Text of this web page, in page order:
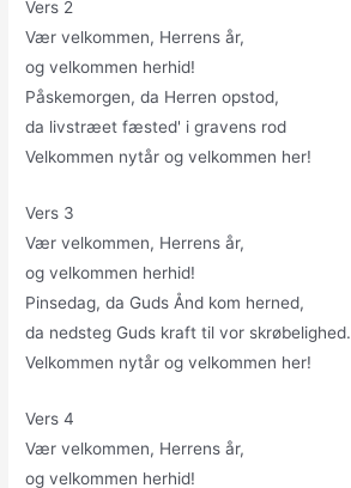
Vers 2
Vær velkommen, Herrens år,
og velkommen herhid!
Påskemorgen, da Herren opstod,
da livstræet fæsted' i gravens rod
Velkommen nytår og velkommen her!
Vers 3
Vær velkommen, Herrens år,
og velkommen herhid!
Pinsedag, da Guds Ånd kom herned,
da nedsteg Guds kraft til vor skrøbelighed.
Velkommen nytår og velkommen her!
Vers 4
Vær velkommen, Herrens år,
og velkommen herhid!